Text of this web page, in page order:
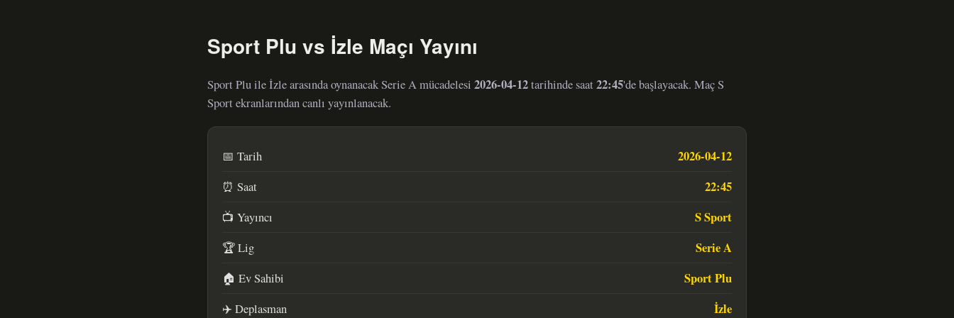
Sport Plu vs İzle Maçı Yayını
Sport Plu ile İzle arasında oynanacak Serie A mücadelesi 2026-04-12tarihinde saat22:45'de başlayacak. Maç S
Sport ekranlarından canlı yayınlanacak.
📅 Tarih 2026-04-12
⏰ Saat 22:45
📺 Yayıncı S Sport
🏆 Lig Serie A
🏠 Ev Sahibi Sport Plu
✈️ Deplasman İzle